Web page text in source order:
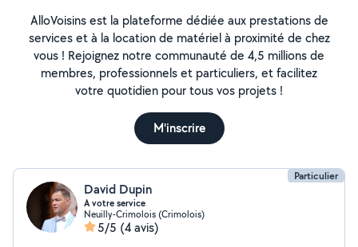
votre budget. Si je ne sais pas, je vous redirige.
Réponses limitées sur l'appli Contact direct:
06douze45soixante92
AlloVoisins est la plateforme dédiée aux prestations de
services et à la location de matériel à proximité de chez
vous ! Rejoignez notre communauté de 4,5 millions de
membres, professionnels et particuliers, et facilitez
votre quotidien pour tous vos projets !
M'inscrire
Particulier
David Dupin
A votre service
Neuilly-Crimolois (Crimolois)
5/5 (4 avis)